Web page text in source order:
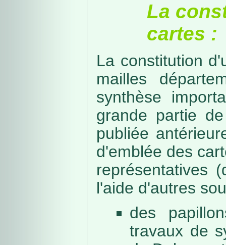
La
cartes :
La constitution
mailles
synthèse
grande partie
publiée
d'emblée des
représentatives
l'aide d'autres
des
travaux de